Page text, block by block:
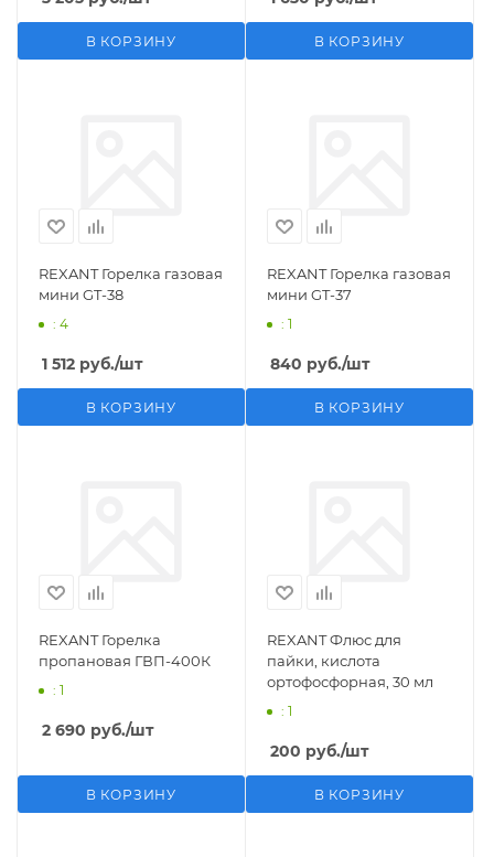
В КОРЗИНУ В КОРЗИНУ
REXANT Горелка газовая
мини GT-38
: 4
1 512 руб./шт
В КОРЗИНУ
REXANT Горелка газовая
мини GT-37
: 1
840 руб./шт
В КОРЗИНУ
REXANT Горелка
пропановая ГВП-400К
: 1
2 690 руб./шт
В КОРЗИНУ
REXANT Флюс для
пайки, кислота
ортофосфорная, 30 мл
: 1
200 руб./шт
В КОРЗИНУ